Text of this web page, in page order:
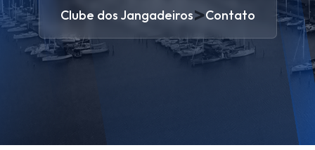
Clube dos Jangadeiros>Contato